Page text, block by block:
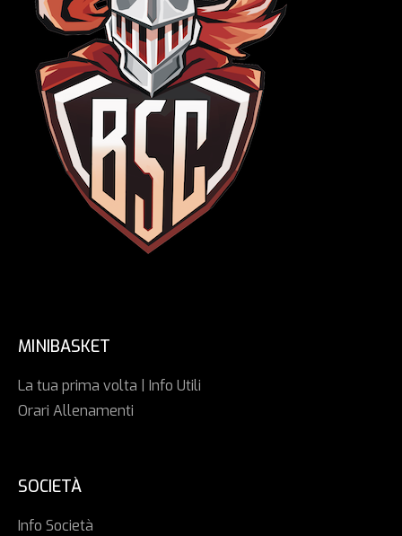
MINIBASKET
La tua prima volta | Info Utili
Orari Allenamenti
SOCIETÀ
Info Società